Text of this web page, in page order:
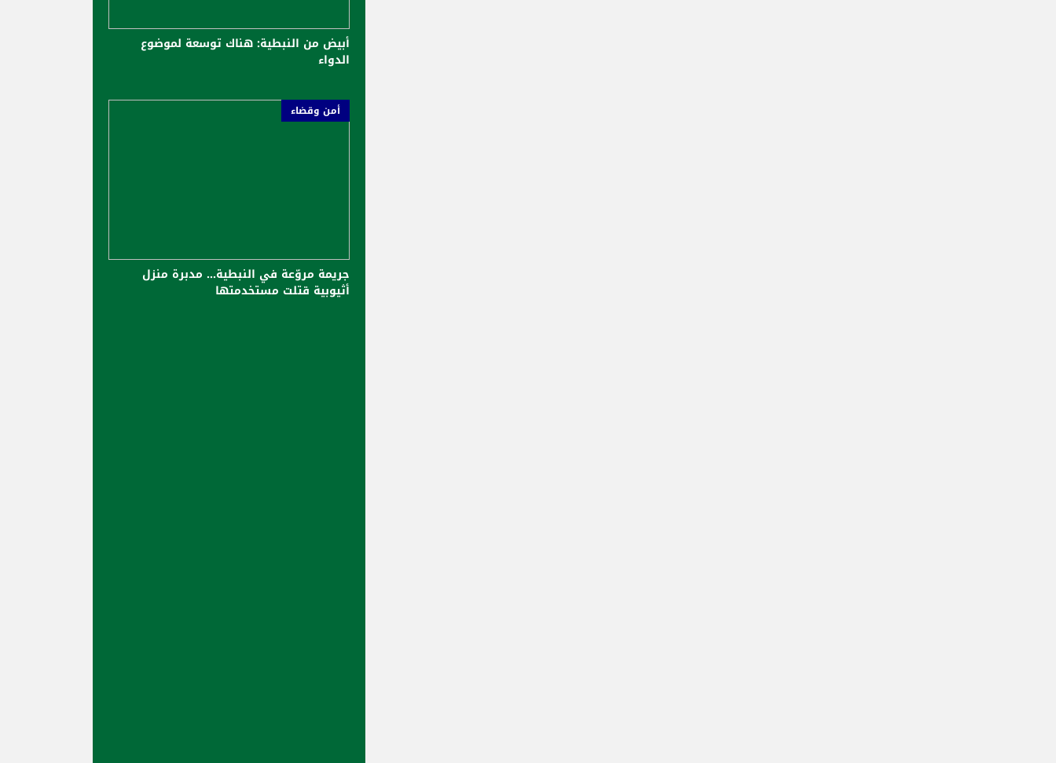
أبيض من النبطية: هناك توسعة لموضوع
الدواء
أمن وقضاء
جريمة مروّعة في النبطية... مدبرة منزل
أثيوبية قتلت مستخدمتها